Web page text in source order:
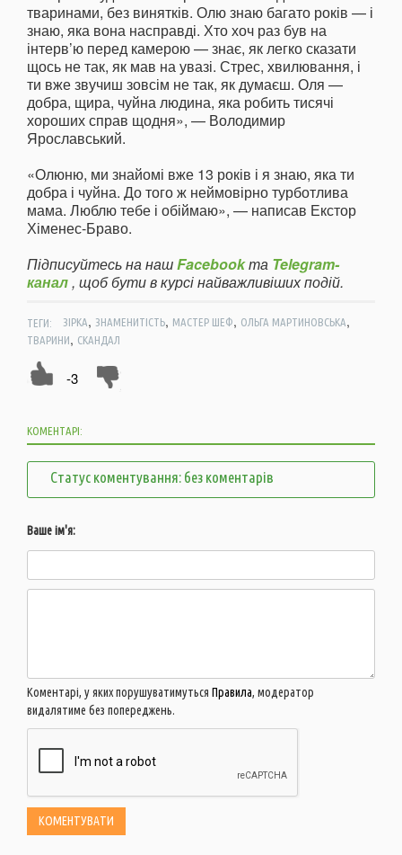
тваринами, без винятків. Олю знаю багато років — і
знаю, яка вона насправді. Хто хоч раз був на
інтерв’ю перед камерою — знає, як легко сказати
щось не так, як мав на увазі. Стрес, хвилювання, і
ти вже звучиш зовсім не так, як думаєш. Оля —
добра, щира, чуйна людина, яка робить тисячі
хороших справ щодня», — Володимир
Ярославський.
«Олюню, ми знайомі вже 13 років і я знаю, яка ти
добра і чуйна. До того ж неймовірно турботлива
мама. Люблю тебе і обіймаю», — написав Екстор
Хіменес-Браво.
Підписуйтесь на нашFacebookта Telegram-
канал, щоб бути в курсі найважливіших подій.
ТЕГИ: ЗІРКА, ЗНАМЕНИТІСТЬ, МАСТЕР ШЕФ, ОЛЬГА МАРТИНОВСЬКА,
ТВАРИНИ, СКАНДАЛ
-3
КОМЕНТАРІ:
Статус коментування: без коментарів
Ваше ім'я:
Коментарі, у яких порушуватимуться Правила, модератор
видалятиме без попереджень.